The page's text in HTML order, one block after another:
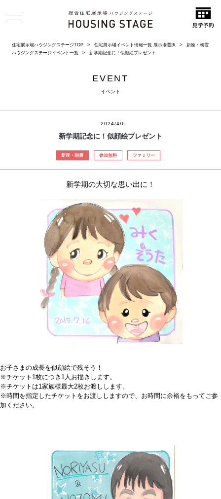
住宅展示場ハウジングステージTOP 住宅展示場イベント情報一覧 展示場選択
新座・朝霞
ハウジングステージイベント一覧
新学期記念に！似顔絵プレゼント
EVENT
イベント
2024/4/6
新学期記念に！似顔絵プレゼント
新座・朝霞 参加無料 ファミリー
新学期の大切な思い出に！
お子さまの成長を似顔絵で残そう！
※チケット1枚につき1人お描きします。
※チケットは1家族様最大2枚お渡しします。
※時間を指定したチケットをお渡ししますので、お時間に余裕をもってご参
加ください。